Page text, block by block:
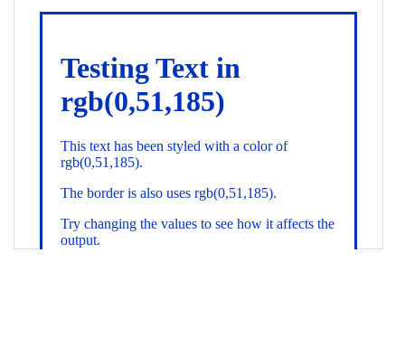
div class="textColor borderColor"
< h1>Testing Text in rgb(0,51,185)